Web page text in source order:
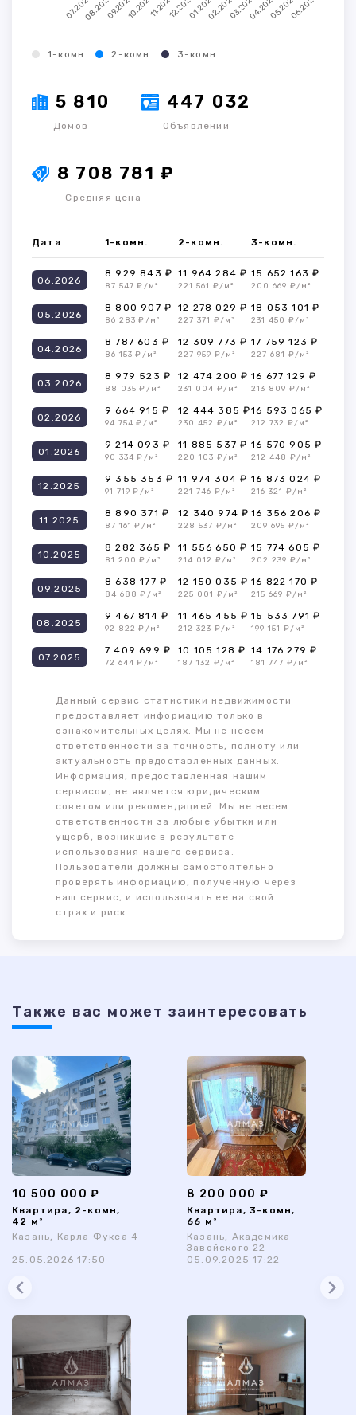
1-комн. 2-комн. 3-комн.
5 810
Домов
447 032
Объявлений
8 708 781 ₽
Средняя цена
Дата 1-комн. 2-комн. 3-комн.
06.2026
8 929 843 ₽
87 547 ₽/м²
11 964 284 ₽
221 561 ₽/м²
15 652 163 ₽
200 669 ₽/м²
05.2026
8 800 907 ₽
86 283 ₽/м²
12 278 029 ₽
227 371 ₽/м²
18 053 101 ₽
231 450 ₽/м²
04.2026
8 787 603 ₽
86 153 ₽/м²
12 309 773 ₽
227 959 ₽/м²
17 759 123 ₽
227 681 ₽/м²
03.2026
8 979 523 ₽
88 035 ₽/м²
12 474 200 ₽
231 004 ₽/м²
16 677 129 ₽
213 809 ₽/м²
02.2026
9 664 915 ₽
94 754 ₽/м²
12 444 385 ₽
230 452 ₽/м²
16 593 065 ₽
212 732 ₽/м²
01.2026
9 214 093 ₽
90 334 ₽/м²
11 885 537 ₽
220 103 ₽/м²
16 570 905 ₽
212 448 ₽/м²
12.2025
9 355 353 ₽
91 719 ₽/м²
11 974 304 ₽
221 746 ₽/м²
16 873 024 ₽
216 321 ₽/м²
11.2025
8 890 371 ₽
87 161 ₽/м²
12 340 974 ₽
228 537 ₽/м²
16 356 206 ₽
209 695 ₽/м²
10.2025
8 282 365 ₽
81 200 ₽/м²
11 556 650 ₽
214 012 ₽/м²
15 774 605 ₽
202 239 ₽/м²
09.2025
8 638 177 ₽
84 688 ₽/м²
12 150 035 ₽
225 001 ₽/м²
16 822 170 ₽
215 669 ₽/м²
08.2025
9 467 814 ₽
92 822 ₽/м²
11 465 455 ₽
212 323 ₽/м²
15 533 791 ₽
199 151 ₽/м²
07.2025
7 409 699 ₽
72 644 ₽/м²
10 105 128 ₽
187 132 ₽/м²
14 176 279 ₽
181 747 ₽/м²
Данный сервис статистики недвижимости
предоставляет информацию только в
ознакомительных целях. Мы не несем
ответственности за точность, полноту или
актуальность предоставленных данных.
Информация, предоставленная нашим
сервисом, не является юридическим
советом или рекомендацией. Мы не несем
ответственности за любые убытки или
ущерб, возникшие в результате
использования нашего сервиса.
Пользователи должны самостоятельно
проверять информацию, полученную через
наш сервис, и использовать ее на свой
страх и риск.
Также ваc может заинтересовать
10 500 000 ₽
Квартира, 2-комн,
42 м²
Казань, Карла Фукса 4
25.05.2026 17:50
8 200 000 ₽
Квартира, 3-комн,
66 м²
Казань, Академика
Завойского 22
05.09.2025 17:22